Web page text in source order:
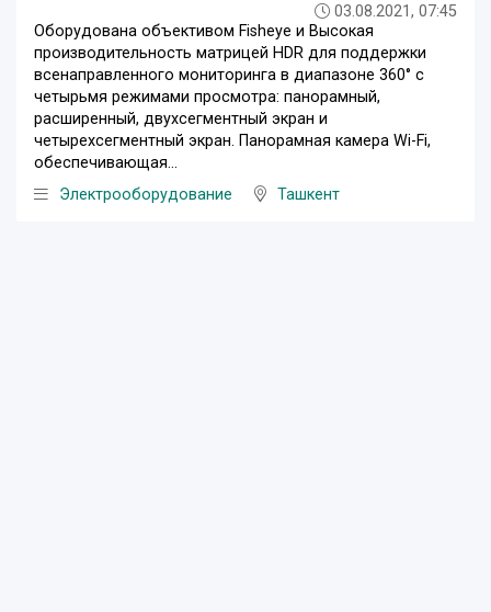
03.08.2021, 07:45
Оборудована объективом Fisheye и Высокая
производительность матрицей HDR для поддержки
всенаправленного мониторинга в диапазоне 360° с
четырьмя режимами просмотра: панорамный,
расширенный, двухсегментный экран и
четырехсегментный экран. Панорамная камера Wi-Fi,
обеспечивающая...
Электрооборудование
Ташкент